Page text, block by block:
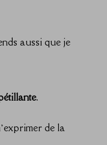
aussi que je
.
de la